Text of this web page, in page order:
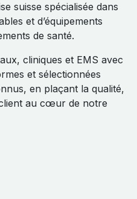
suisse spécialisée dans
et d’équipements
de santé.
cliniques et EMS avec
et sélectionnées
en plaçant la qualité,
au cœur de notre